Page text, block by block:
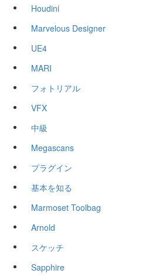
Houdini
Marvelous Designer
UE4
MARI
フォトリアル
VFX
中級
Megascans
プラグイン
基本を知る
Marmoset Toolbag
Arnold
スケッチ
Sapphire